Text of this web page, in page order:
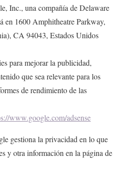
Inc., una compañía de Delaware
en 1600 Amphitheatre Parkway,
CA 94043, Estados Unidos
para mejorar la publicidad,
que sea relevante para los
de rendimiento de las
www.google.com/adsense
gestiona la privacidad en lo que
y otra información en la página de